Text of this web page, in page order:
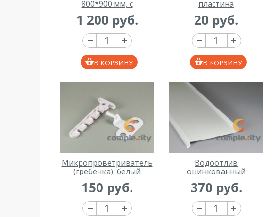
800*900 мм, с
креплениями
1 200 руб.
В КОРЗИНУ
пластина
20 руб.
В КОРЗИНУ
Микропроветриватель
(гребенка), белый
150 руб.
Водоотлив
оцинкованный
150*1000 мм, белый
370 руб.